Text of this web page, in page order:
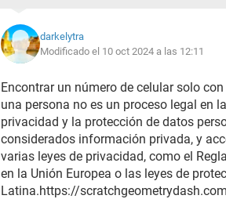
darkelytra
Modificado el 10 oct 2024 a las 12:11
Encontrar un número de celular solo
una persona no es un proceso legal en
privacidad y la protección de datos
considerados información privada, y
varias leyes de privacidad, como el
en la Unión Europea o las leyes de
Latina.https://scratchgeometrydash.com